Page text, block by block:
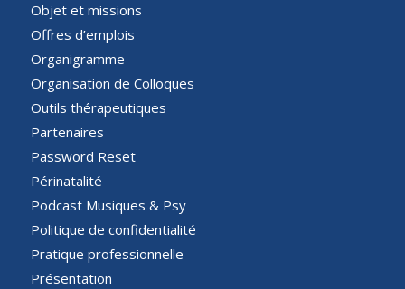
Objet et missions
Offres d’emplois
Organigramme
Organisation de Colloques
Outils thérapeutiques
Partenaires
Password Reset
Périnatalité
Podcast Musiques & Psy
Politique de confidentialité
Pratique professionnelle
Présentation